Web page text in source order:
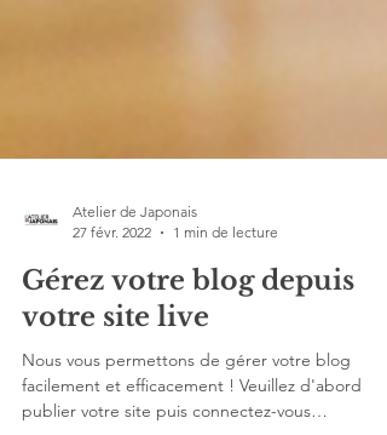
27 févr. 2022
1 min de lecture
Gérez votre blog depuis
votre site live
Nous vous permettons de gérer votre blog